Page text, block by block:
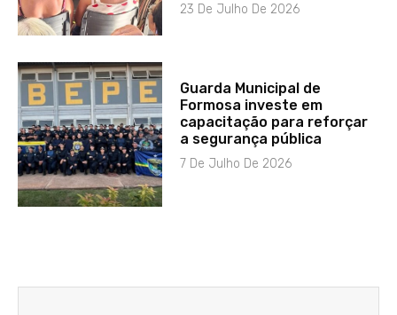
23 De Julho De 2026
Guarda Municipal de
Formosa investe em
capacitação para reforçar
a segurança pública
7 De Julho De 2026